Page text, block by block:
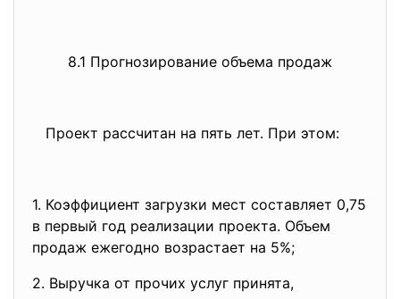
8.1 Прогнозирование объема продаж
Проект рассчитан на пять лет. При этом:
1. Коэффициент загрузки мест составляет 0,75
в первый год реализации проекта. Объем
продаж ежегодно возрастает на 5%;
2. Выручка от прочих услуг принята,